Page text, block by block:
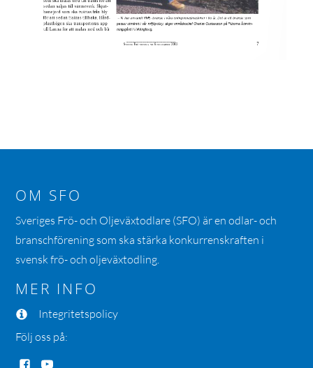
OM SFO
Sveriges Frö- och Oljeväxtodlare (SFO) är en odlar- och
branschförening som ska stärka konkurrenskraften i
svensk frö- och oljeväxtodling.
MER INFO
Integritetspolicy
Följ oss på: